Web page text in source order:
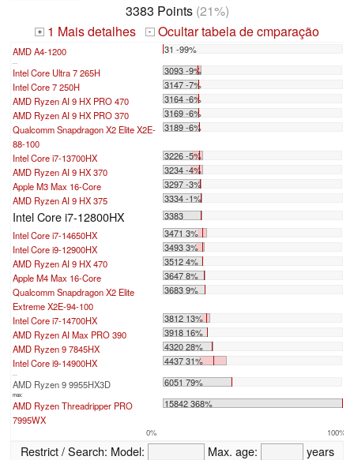
3383 Points(21%)
+ 1 Mais detalhes - Ocultar tabela de cmparação
AMD A4-1200 31 -99%
Intel Core Ultra 7 265H
3093 -9%
Intel Core 7 250H
3147 -7%
AMD Ryzen AI 9 HX PRO 470
3164 -6%
AMD Ryzen AI 9 HX PRO 370
3169 -6%
Qualcomm Snapdragon X2 Elite X2E-
88-100
3189 -6%
Intel Core i7-13700HX
3226 -5%
AMD Ryzen AI 9 HX 370
3234 -4%
Apple M3 Max 16-Core
3297 -3%
AMD Ryzen AI 9 HX 375
3334 -1%
Intel Core i7-12800HX
3383
Intel Core i7-14650HX
3471 3%
Intel Core i9-12900HX
3493 3%
AMD Ryzen AI 9 HX 470
3512 4%
Apple M4 Max 16-Core
3647 8%
Qualcomm Snapdragon X2 Elite
Extreme X2E-94-100
3683 9%
Intel Core i7-14700HX
3812 13%
AMD Ryzen AI Max PRO 390
3918 16%
AMD Ryzen 9 7845HX
4320 28%
Intel Core i9-14900HX
4437 31%
AMD Ryzen 9 9955HX3D 6051 79%
max:
AMD Ryzen Threadripper PRO
7995WX
15842 368%
0% 100%
Restrict / Search: Model: Max. age:
years